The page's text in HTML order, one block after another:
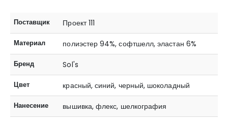
Поставщик Проект 111
Материал полиэстер 94%, софтшелл, эластан 6%
Бренд Sol's
Цвет красный, синий, черный, шоколадный
Нанесение вышивка, флекс, шелкография